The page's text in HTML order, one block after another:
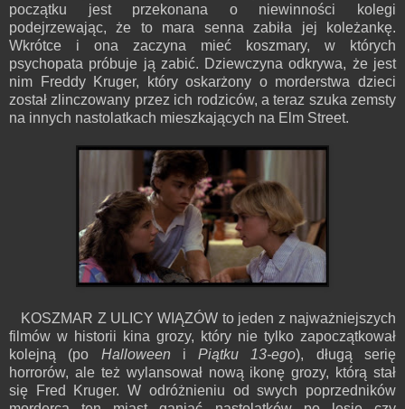
początku jest przekonana o niewinności kolegi
podejrzewając, że to mara senna zabiła jej koleżankę.
Wkrótce i ona zaczyna mieć koszmary, w których
psychopata próbuje ją zabić. Dziewczyna odkrywa, że jest
nim Freddy Kruger, który oskarżony o morderstwa dzieci
został zlinczowany przez ich rodziców, a teraz szuka zemsty
na innych nastolatkach mieszkających na Elm Street.
KOSZMAR Z ULICY WIĄZÓW to jeden z najważniejszych
filmów w historii kina grozy, który nie tylko zapoczątkował
kolejną (po Halloween iPiątku 13-ego), długą serię
horrorów, ale też wylansował nową ikonę grozy, którą stał
się Fred Kruger. W odróżnieniu od swych poprzedników